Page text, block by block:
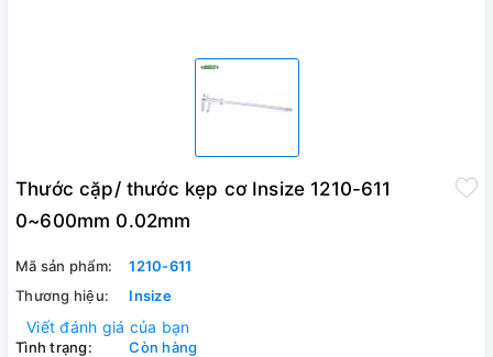
Thước cặp/ thước kẹp cơ Insize 1210-611
0~600mm 0.02mm
Mã sản phẩm:
1210-611
Thương hiệu:
Insize
Viết đánh giá của bạn
Tình trạng: Còn hàng